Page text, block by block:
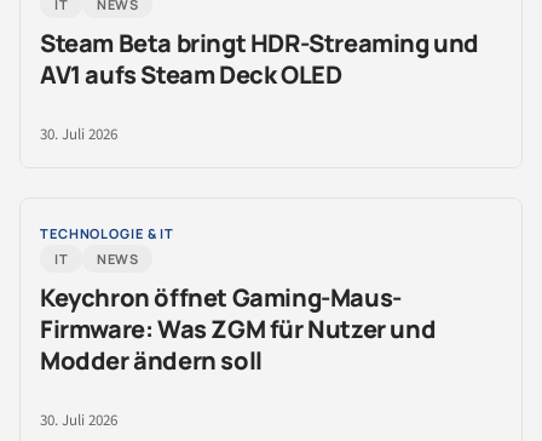
IT
NEWS
Steam Beta bringt HDR-Streaming und
AV1 aufs Steam Deck OLED
30. Juli 2026
TECHNOLOGIE & IT
IT
NEWS
Keychron öffnet Gaming-Maus-
Firmware: Was ZGM für Nutzer und
Modder ändern soll
30. Juli 2026